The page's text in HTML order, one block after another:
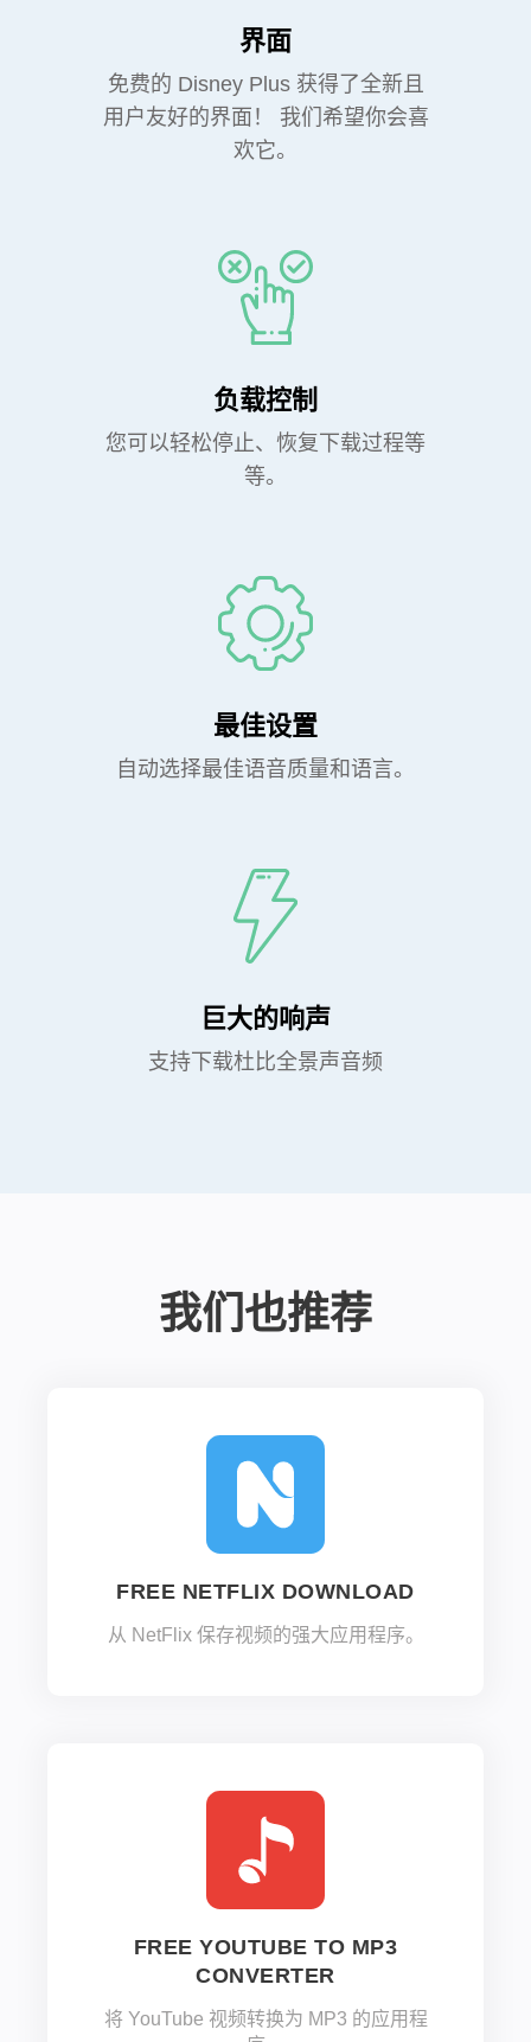
界面
免费的 Disney Plus 获得了全新且
用户友好的界面！ 我们希望你会喜
欢它。
负载控制
您可以轻松停止、恢复下载过程等
等。
最佳设置
自动选择最佳语音质量和语言。
巨大的响声
支持下载杜比全景声音频
我们也推荐
FREE NETFLIX DOWNLOAD
从 NetFlix 保存视频的强大应用程序。
FREE YOUTUBE TO MP3
CONVERTER
将 YouTube 视频转换为 MP3 的应用程